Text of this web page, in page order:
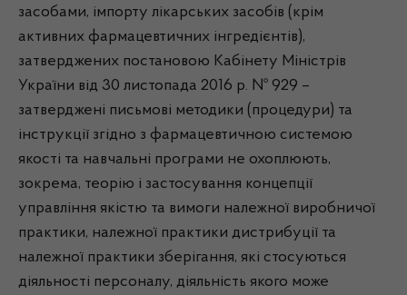
засобами, імпорту лікарських засобів (крім
активних фармацевтичних інгредієнтів),
затверджених постановою Кабінету Міністрів
України від 30 листопада 2016 р. № 929 –
затверджені письмові методики (процедури) та
інструкції згідно з фармацевтичною системою
якості та навчальні програми не охоплюють,
зокрема, теорію і застосування концепції
управління якістю та вимоги належної виробничої
практики, належної практики дистрибуції та
належної практики зберігання, які стосуються
діяльності персоналу, діяльність якого може